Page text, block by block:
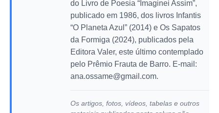
do Livro de Poesia “Imaginei Assim”,
publicado em 1986, dos livros Infantis
“O Planeta Azul” (2014) e Os Sapatos
da Formiga (2024), publicados pela
Editora Valer, este último contemplado
pelo Prêmio Frauta de Barro. E-mail:
ana.ossame@gmail.com.
Os artigos, fotos, vídeos, tabelas e outros